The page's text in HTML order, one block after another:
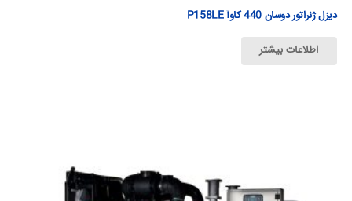
دیزل ژنراتور دوسان 440 كاوآ P158LE
اطلاعات بیشتر